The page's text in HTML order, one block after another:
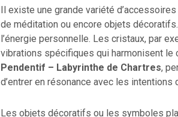
Il existe une grande variété
de méditation ou encore objets
l’énergie personnelle. Les cristaux, par
vibrations spécifiques qui harmonisent le
Pendentif – Labyrinthe de Chartres,
d’entrer en résonance avec les intentions
Les objets décoratifs ou les symboles